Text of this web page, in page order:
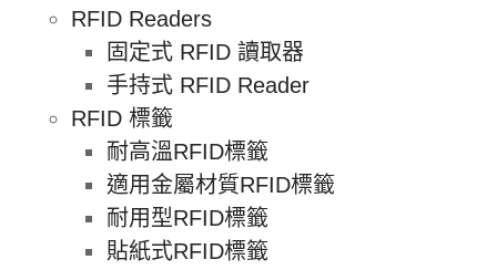
RFID Readers
固定式 RFID 讀取器
手持式 RFID Reader
RFID 標籤
耐高溫RFID標籤
適用金屬材質RFID標籤
耐用型RFID標籤
貼紙式RFID標籤